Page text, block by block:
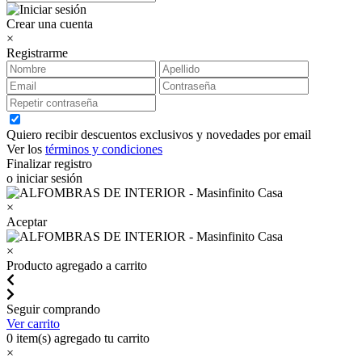
Crear una cuenta
×
Registrarme
Quiero recibir descuentos exclusivos y novedades por email
Ver los términos y condiciones
Finalizar registro
o iniciar sesión
×
Aceptar
×
Producto agregado a carrito
Seguir comprando
Ver carrito
0 item(s) agregado tu carrito
×